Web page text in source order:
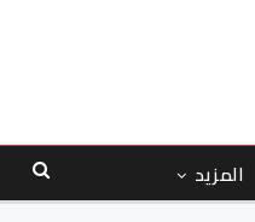
المزيد